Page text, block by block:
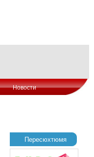
Новости
Пересюхтюмя